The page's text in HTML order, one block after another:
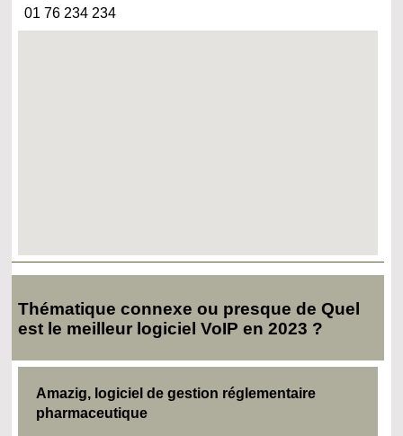
01 76 234 234
Thématique connexe ou presque de Quel
est le meilleur logiciel VoIP en 2023 ?
Amazig, logiciel de gestion réglementaire
pharmaceutique